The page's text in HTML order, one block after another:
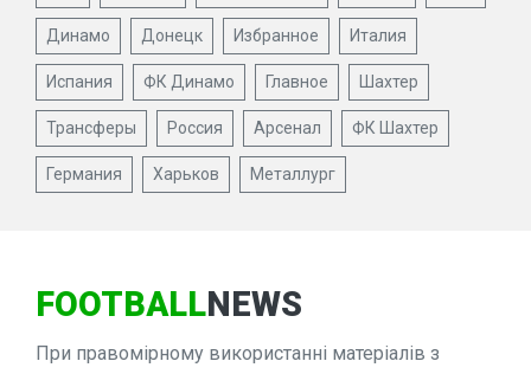
Динамо Донецк Избранное Италия
Испания ФК Динамо Главное Шахтер
Трансферы Россия Арсенал ФК Шахтер
Германия Харьков Металлург
FOOTBALLNEWS
При правомірному використанні матеріалів з